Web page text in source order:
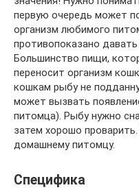
первую очередь может
организм любимого
противопоказано
Большинство пищи,
переносит организм
кошкам рыбу не
может вызвать
питомца). Рыбу нужно
затем хорошо
домашнему питомцу.
Специфика